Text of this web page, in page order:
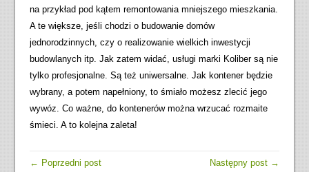
na przykład pod kątem remontowania mniejszego mieszkania.
A te większe, jeśli chodzi o budowanie domów
jednorodzinnych, czy o realizowanie wielkich inwestycji
budowlanych itp. Jak zatem widać, usługi marki Koliber są nie
tylko profesjonalne. Są też uniwersalne. Jak kontener będzie
wybrany, a potem napełniony, to śmiało możesz zlecić jego
wywóz. Co ważne, do kontenerów można wrzucać rozmaite
śmieci. A to kolejna zaleta!
← Poprzedni post Następny post →